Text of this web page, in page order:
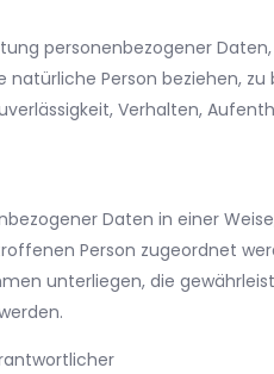
personenbezogener
Person beziehen,
Verhalten,
Daten in einer
Person zugeordnet
unterliegen, die